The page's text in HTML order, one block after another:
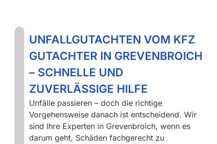
UNFALLGUTACHTEN VOM KFZ
GUTACHTER IN GREVENBROICH
– SCHNELLE UND
ZUVERLÄSSIGE HILFE
Unfälle passieren – doch die richtige
Vorgehensweise danach ist entscheidend. Wir
sind Ihre Experten in Grevenbroich, wenn es
darum geht, Schäden fachgerecht zu